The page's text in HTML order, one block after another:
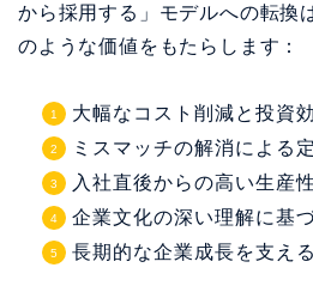
から採用する」モデルへの転換
のような価値をもたらします：
大幅なコスト削減と投資
ミスマッチの解消による
入社直後からの高い生産性
企業文化の深い理解に基
長期的な企業成長を支え